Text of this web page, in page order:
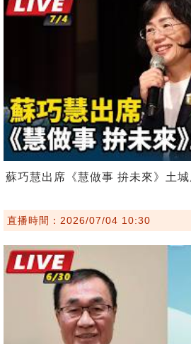
蘇巧慧出席《慧做事 拚未來》土城
直播時間：2026/07/04 10:30